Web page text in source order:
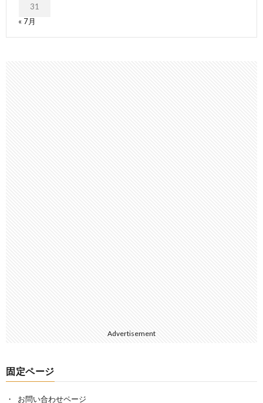
31
« 7月
Advertisement
固定ページ
お問い合わせページ